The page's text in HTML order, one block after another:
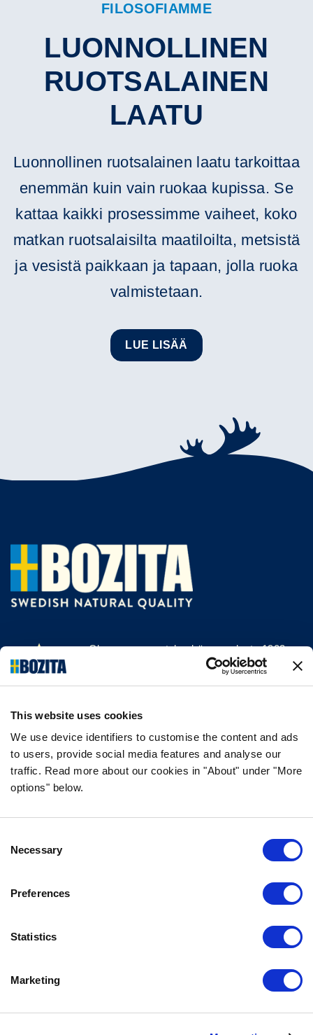
This website uses cookies
We use device identifiers to customise the content and ads
to users, provide social media features and analyse our
traffic. Read more about our cookies in "About" under "More
options" below.
Selection
Necessary
Preferences
Statistics
Marketing
FILOSOFIAMME
LUONNOLLINEN
RUOTSALAINEN
LAATU
Luonnollinen ruotsalainen laatu tarkoittaa
enemmän kuin vain ruokaa kupissa. Se
kattaa kaikki prosessimme vaiheet, koko
matkan ruotsalaisilta maatiloilta, metsistä
ja vesistä paikkaan ja tapaan, jolla ruoka
valmistetaan.
LUE LISÄÄ
Olemme menestyksekäs, vuodesta 1903
saakka kissan- ja koiranruokaa valmistava
yritys Vårgårdasta, Ruotsista. Pidämme
Teemme koiran- ja kissanruokaa
korkealaatuisista ainesosista ja ilman
tarpeettomia lisäaineita.
USEIN KYSYTYT KYSYMYKSET
OTA MEIHIN YHTEYTTÄ
BOZITA